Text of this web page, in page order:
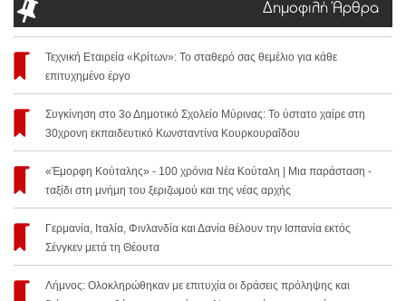
Δημοφιλή Άρθρα
Τεχνική Εταιρεία «Κρίτων»: Το σταθερό σας θεμέλιο για κάθε
επιτυχημένο έργο
Συγκίνηση στο 3ο Δημοτικό Σχολείο Μύρινας: Το ύστατο χαίρε στη
30χρονη εκπαιδευτικό Κωνσταντίνα Κουρκουραΐδου
«Έμορφη Κούταλης» - 100 χρόνια Νέα Κούταλη | Μια παράσταση -
ταξίδι στη μνήμη του ξεριζωμού και της νέας αρχής
Γερμανία, Ιταλία, Φινλανδία και Δανία θέλουν την Ισπανία εκτός
Σένγκεν μετά τη Θέουτα
Λήμνος: Ολοκληρώθηκαν με επιτυχία οι δράσεις πρόληψης και